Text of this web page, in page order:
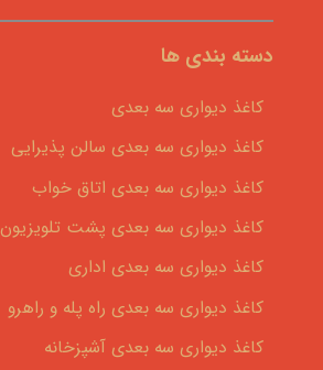
دسته بندی ها
کاغذ دیواری سه بعدی
کاغذ دیواری سه بعدی سالن پذیرایی
کاغذ دیواری سه بعدی اتاق خواب
کاغذ دیواری سه بعدی پشت تلویزیون
کاغذ دیواری سه بعدی اداری
کاغذ دیواری سه بعدی راه پله و راهرو
کاغذ دیواری سه بعدی آشپزخانه